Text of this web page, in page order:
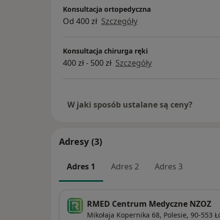
zastarzałych uszkodzeń ścięgien zginaczy
rekonstrukcji nerwów kończyny górnej oraz wycięcia ganglionów i guzów tkanek
miękkich ręki.
Konsultacja ortopedyczna
Od 400 zł Szczegóły
Konsultacja chirurga ręki
400 zł - 500 zł Szczegóły
W jaki sposób ustalane są ceny?
Adresy (3)
Adres 1 Adres 2 Adres 3
RMED Centrum Medyczne NZOZ
Mikołaja Kopernika 68, Polesie, 90-553